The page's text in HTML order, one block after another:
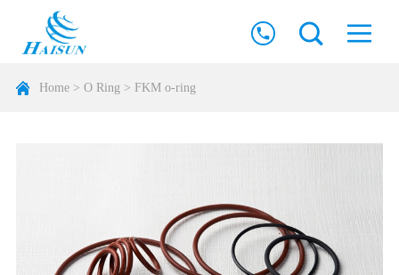
Home> O Ring > FKM o-ring